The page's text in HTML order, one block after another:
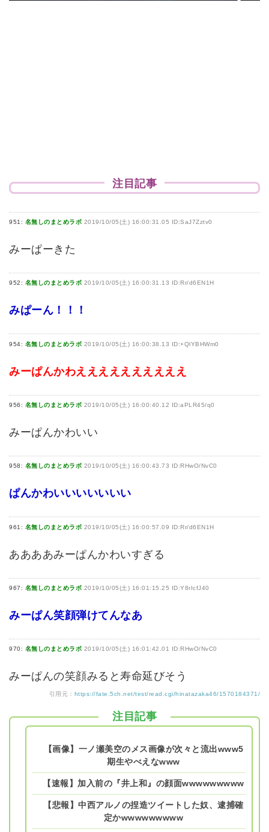
注目記事
951: 名無しのまとめラボ 2019/10/05(土) 16:00:31.05 ID:SaJ7Zztv0
みーぱーきた
952: 名無しのまとめラボ 2019/10/05(土) 16:00:31.13 ID:Rr/d6EN1H
みぱーん！！！
954: 名無しのまとめラボ 2019/10/05(土) 16:00:38.13 ID:+QlYBHWm0
みーぱんかわええええええええええ
956: 名無しのまとめラボ 2019/10/05(土) 16:00:40.12 ID:aPLR45/q0
みーぱんかわいい
958: 名無しのまとめラボ 2019/10/05(土) 16:00:43.73 ID:RHwO/NvC0
ぱんかわいいいいいいい
961: 名無しのまとめラボ 2019/10/05(土) 16:00:57.09 ID:Rr/d6EN1H
ああああみーぱんかわいすぎる
967: 名無しのまとめラボ 2019/10/05(土) 16:01:15.25 ID:Y8rIcfJ40
みーぱん笑顔弾けてんなあ
970: 名無しのまとめラボ 2019/10/05(土) 16:01:42.01 ID:RHwO/NvC0
みーぱんの笑顔みると寿命延びそう
引用元： https://fate.5ch.net/test/read.cgi/hinatazaka46/1570184371/
注目記事
【画像】一ノ瀬美空のメス画像が次々と流出www5
期生やべえなwww
【速報】加入前の『井上和』の顔面wwwwwwwww
【悲報】中西アルノの捏造ツイートした奴、逮捕確
定かwwwwwwwww